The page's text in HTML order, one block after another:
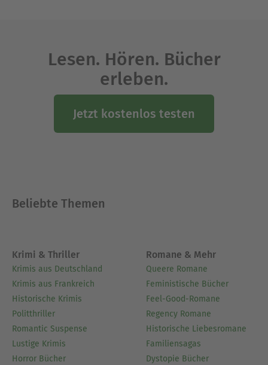
Lesen. Hören. Bücher
erleben.
Jetzt kostenlos testen
Beliebte Themen
Krimi & Thriller
Krimis aus Deutschland
Krimis aus Frankreich
Historische Krimis
Politthriller
Romantic Suspense
Lustige Krimis
Horror Bücher
Romane & Mehr
Queere Romane
Feministische Bücher
Feel-Good-Romane
Regency Romane
Historische Liebesromane
Familiensagas
Dystopie Bücher